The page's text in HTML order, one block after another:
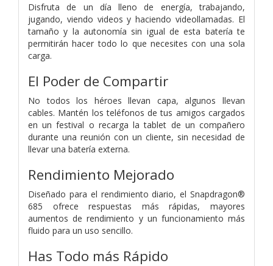
Disfruta de un día lleno de energía, trabajando,
jugando, viendo videos y haciendo videollamadas. El
tamaño y la autonomía sin igual de esta batería te
permitirán hacer todo lo que necesites con una sola
carga.
El Poder de Compartir
No todos los héroes llevan capa, algunos llevan
cables. Mantén los teléfonos de tus amigos cargados
en un festival o recarga la tablet de un compañero
durante una reunión con un cliente, sin necesidad de
llevar una batería externa.
Rendimiento Mejorado
Diseñado para el rendimiento diario, el Snapdragon®
685 ofrece respuestas más rápidas, mayores
aumentos de rendimiento y un funcionamiento más
fluido para un uso sencillo.
Has Todo más Rápido